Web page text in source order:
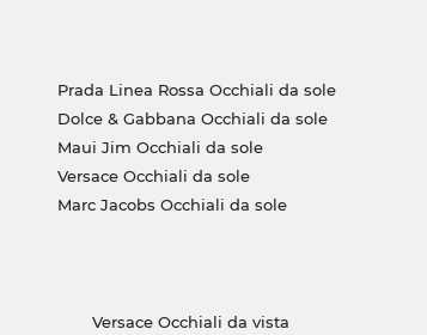
Prada Linea Rossa Occhiali da sole
Dolce & Gabbana Occhiali da sole
Maui Jim Occhiali da sole
Versace Occhiali da sole
Marc Jacobs Occhiali da sole
Versace Occhiali da vista